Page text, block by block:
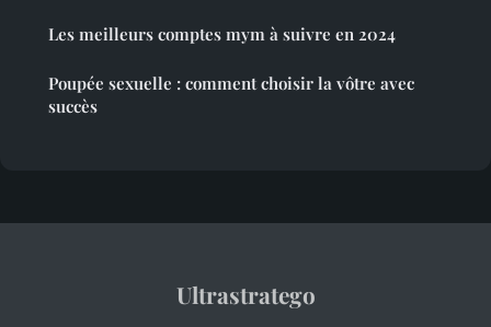
Les meilleurs comptes mym à suivre en 2024
Poupée sexuelle : comment choisir la vôtre avec
succès
Ultrastratego